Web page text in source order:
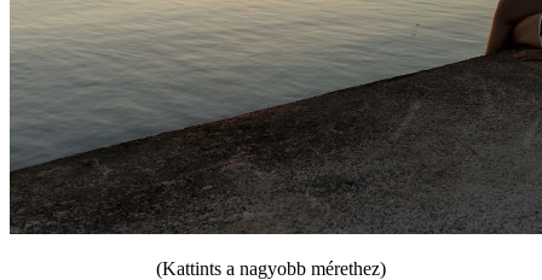
(Kattints a nagyobb mérethez)